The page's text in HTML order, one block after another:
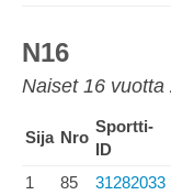
N16
Naiset 16 vuotta
Sija Nro
Sportti-
ID
1 85 31282033